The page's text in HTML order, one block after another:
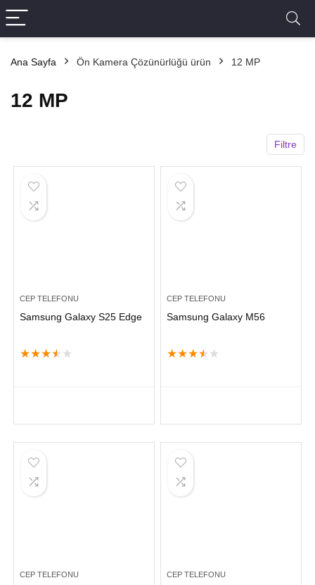
Ana Sayfa Ön Kamera Çözünürlüğü ürün 12 MP
12 MP
Filtre
CEP TELEFONU
Samsung Galaxy S25 Edge
★★★★ ★
CEP TELEFONU
Samsung Galaxy M56
★★★★ ★
CEP TELEFONU CEP TELEFONU